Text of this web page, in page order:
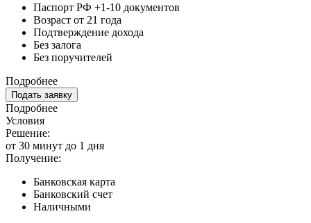
Паспорт РФ +1-10 документов
Возраст от 21 года
Подтверждение дохода
Без залога
Без поручителей
Подробнее
Подать заявку
Подробнее
Условия
Решение:
от 30 минут до 1 дня
Получение:
Банковская карта
Банковский счет
Наличными